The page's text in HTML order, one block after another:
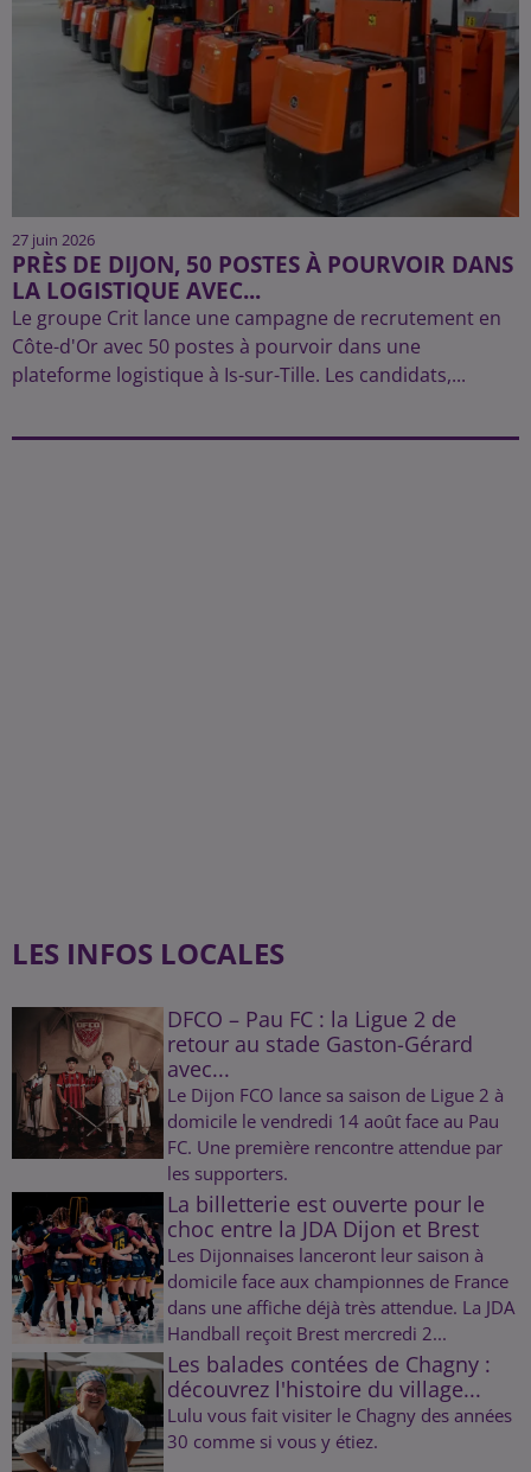
27 juin 2026
PRÈS DE DIJON, 50 POSTES À POURVOIR DANS
LA LOGISTIQUE AVEC...
Le groupe Crit lance une campagne de recrutement en
Côte-d'Or avec 50 postes à pourvoir dans une
plateforme logistique à Is-sur-Tille. Les candidats,...
LES INFOS LOCALES
DFCO – Pau FC : la Ligue 2 de
retour au stade Gaston-Gérard
avec...
Le Dijon FCO lance sa saison de Ligue 2 à
domicile le vendredi 14 août face au Pau
FC. Une première rencontre attendue par
les supporters.
La billetterie est ouverte pour le
choc entre la JDA Dijon et Brest
Les Dijonnaises lanceront leur saison à
domicile face aux championnes de France
dans une affiche déjà très attendue. La JDA
Handball reçoit Brest mercredi 2...
Les balades contées de Chagny :
découvrez l'histoire du village...
Lulu vous fait visiter le Chagny des années
30 comme si vous y étiez.